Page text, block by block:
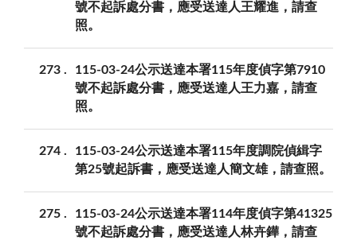
號不起訴處分書，應受送達人王耀進，請查
照。
273
115-03-24公示送達本署115年度偵字第7910
號不起訴處分書，應受送達人王力嘉，請查
照。
274
115-03-24公示送達本署115年度調院偵緝字
第25號起訴書，應受送達人簡文雄，請查照。
275
115-03-24公示送達本署114年度偵字第41325
號不起訴處分書，應受送達人林卉鏵，請查